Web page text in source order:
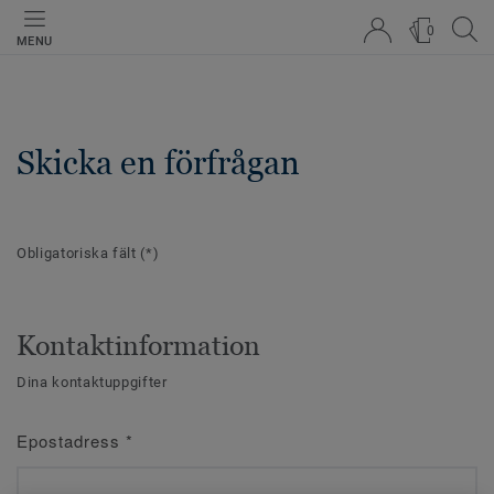
MENU
0
Skicka en förfrågan
Obligatoriska fält (*)
Kontaktinformation
Dina kontaktuppgifter
Epostadress *